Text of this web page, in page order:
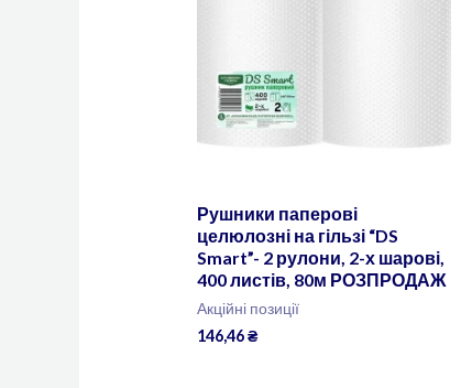
Рушники паперові
целюлозні на гільзі “DS
Smart”- 2 рулони, 2-х шарові,
400 листів, 80м РОЗПРОДАЖ
Акційні позиції
146,46₴